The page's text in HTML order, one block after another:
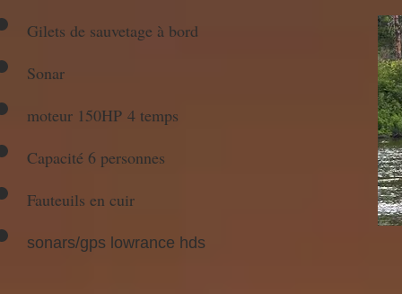
Gilets de sauvetage à bord
Sonar
moteur 150HP 4 temps
Capacité 6 personnes
Fauteuils en cuir
sonars/gps lowrance hds